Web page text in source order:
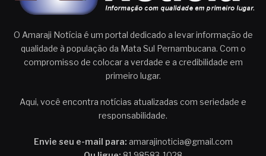
O Amaraji Notícia é um portal dedicado a levar informação de
qualidade à população da Mata Sul Pernambucana. Com o
compromisso de colocar a verdade e a credibilidade em
primeiro lugar.
Aqui, você encontra notícias atualizadas com seriedade e
responsabilidade.
Envie seu e-mail para: amarajinoticia@gmail.com